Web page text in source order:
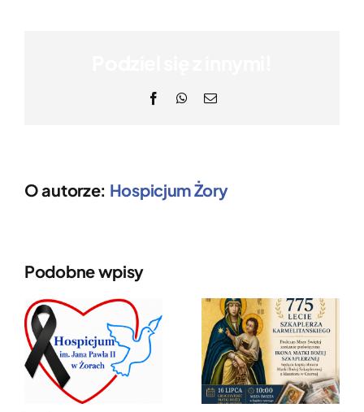
FacebookWhatsApp
Email
O autorze: Hospicjum Żory
Podobne wpisy